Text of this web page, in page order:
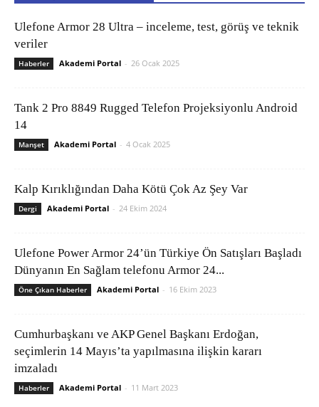
Ulefone Armor 28 Ultra – inceleme, test, görüş ve teknik
veriler
Haberler Akademi Portal - 26 Ocak 2025
Tank 2 Pro 8849 Rugged Telefon Projeksiyonlu Android
14
Manşet Akademi Portal - 4 Ocak 2025
Kalp Kırıklığından Daha Kötü Çok Az Şey Var
Dergi Akademi Portal - 24 Ekim 2024
Ulefone Power Armor 24’ün Türkiye Ön Satışları Başladı
Dünyanın En Sağlam telefonu Armor 24...
Öne Çıkan Haberler Akademi Portal - 16 Ekim 2023
Cumhurbaşkanı ve AKP Genel Başkanı Erdoğan,
seçimlerin 14 Mayıs’ta yapılmasına ilişkin kararı
imzaladı
Haberler Akademi Portal - 11 Mart 2023